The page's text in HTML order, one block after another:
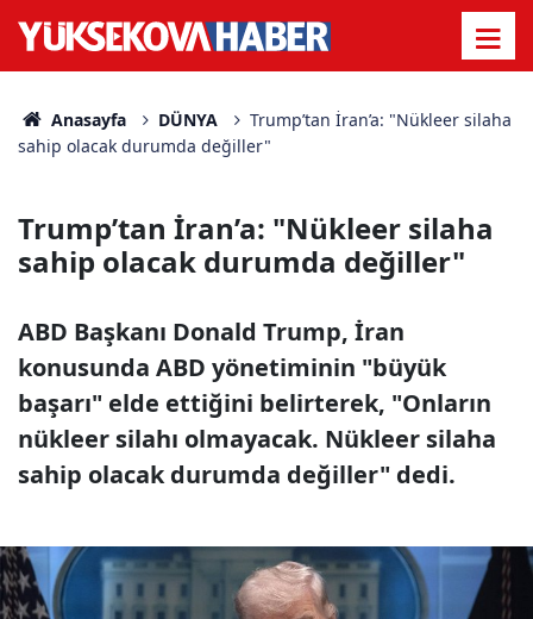
Anasayfa DÜNYA
Trump’tan İran’a: "Nükleer silaha
sahip olacak durumda değiller"
Trump’tan İran’a: "Nükleer silaha
sahip olacak durumda değiller"
ABD Başkanı Donald Trump, İran
konusunda ABD yönetiminin "büyük
başarı" elde ettiğini belirterek, "Onların
nükleer silahı olmayacak. Nükleer silaha
sahip olacak durumda değiller" dedi.